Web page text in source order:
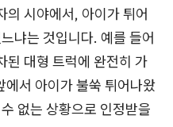
의 시야에서, 아이가 튀어
냐는 것입니다. 예를 들어
된 대형 트럭에 완전히 가
서 아이가 불쑥 튀어나왔
없는 상황으로 인정받을